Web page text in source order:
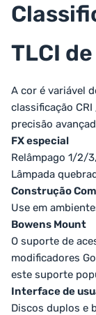
TLCI
A cor é variável
classificação
precisão
FX especial
Relâmpago 1/2/
Lâmpada
Construção
Use em
Bowens Mount
O suporte de
modificadores
este suporte
Interface de
Discos duplos e